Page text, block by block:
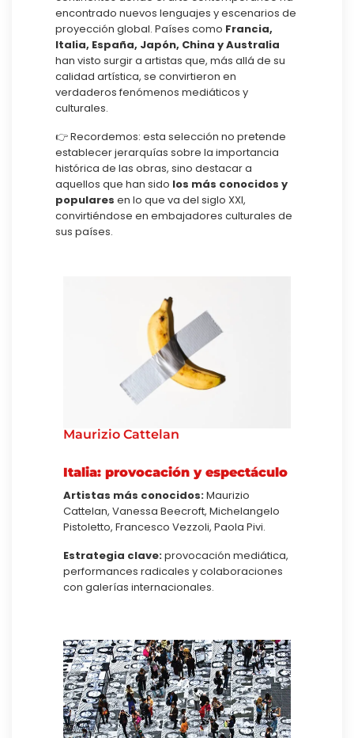
encontrado nuevos lenguajes y escenarios de
proyección global. Países como Francia,
Italia, España, Japón, China y Australia
han visto surgir a artistas que, más allá de su
calidad artística, se convirtieron en
verdaderos fenómenos mediáticos y
culturales.
👉 Recordemos: esta selección no pretende
establecer jerarquías sobre la importancia
histórica de las obras, sino destacar a
aquellos que han sido los más conocidos y
populares en lo que va del siglo XXI,
convirtiéndose en embajadores culturales de
sus países.
Maurizio Cattelan
Italia: provocación y espectáculo
Artistas más conocidos:Maurizio
Cattelan, Vanessa Beecroft, Michelangelo
Pistoletto, Francesco Vezzoli, Paola Pivi.
Estrategia clave:provocación mediática,
performances radicales y colaboraciones
con galerías internacionales.